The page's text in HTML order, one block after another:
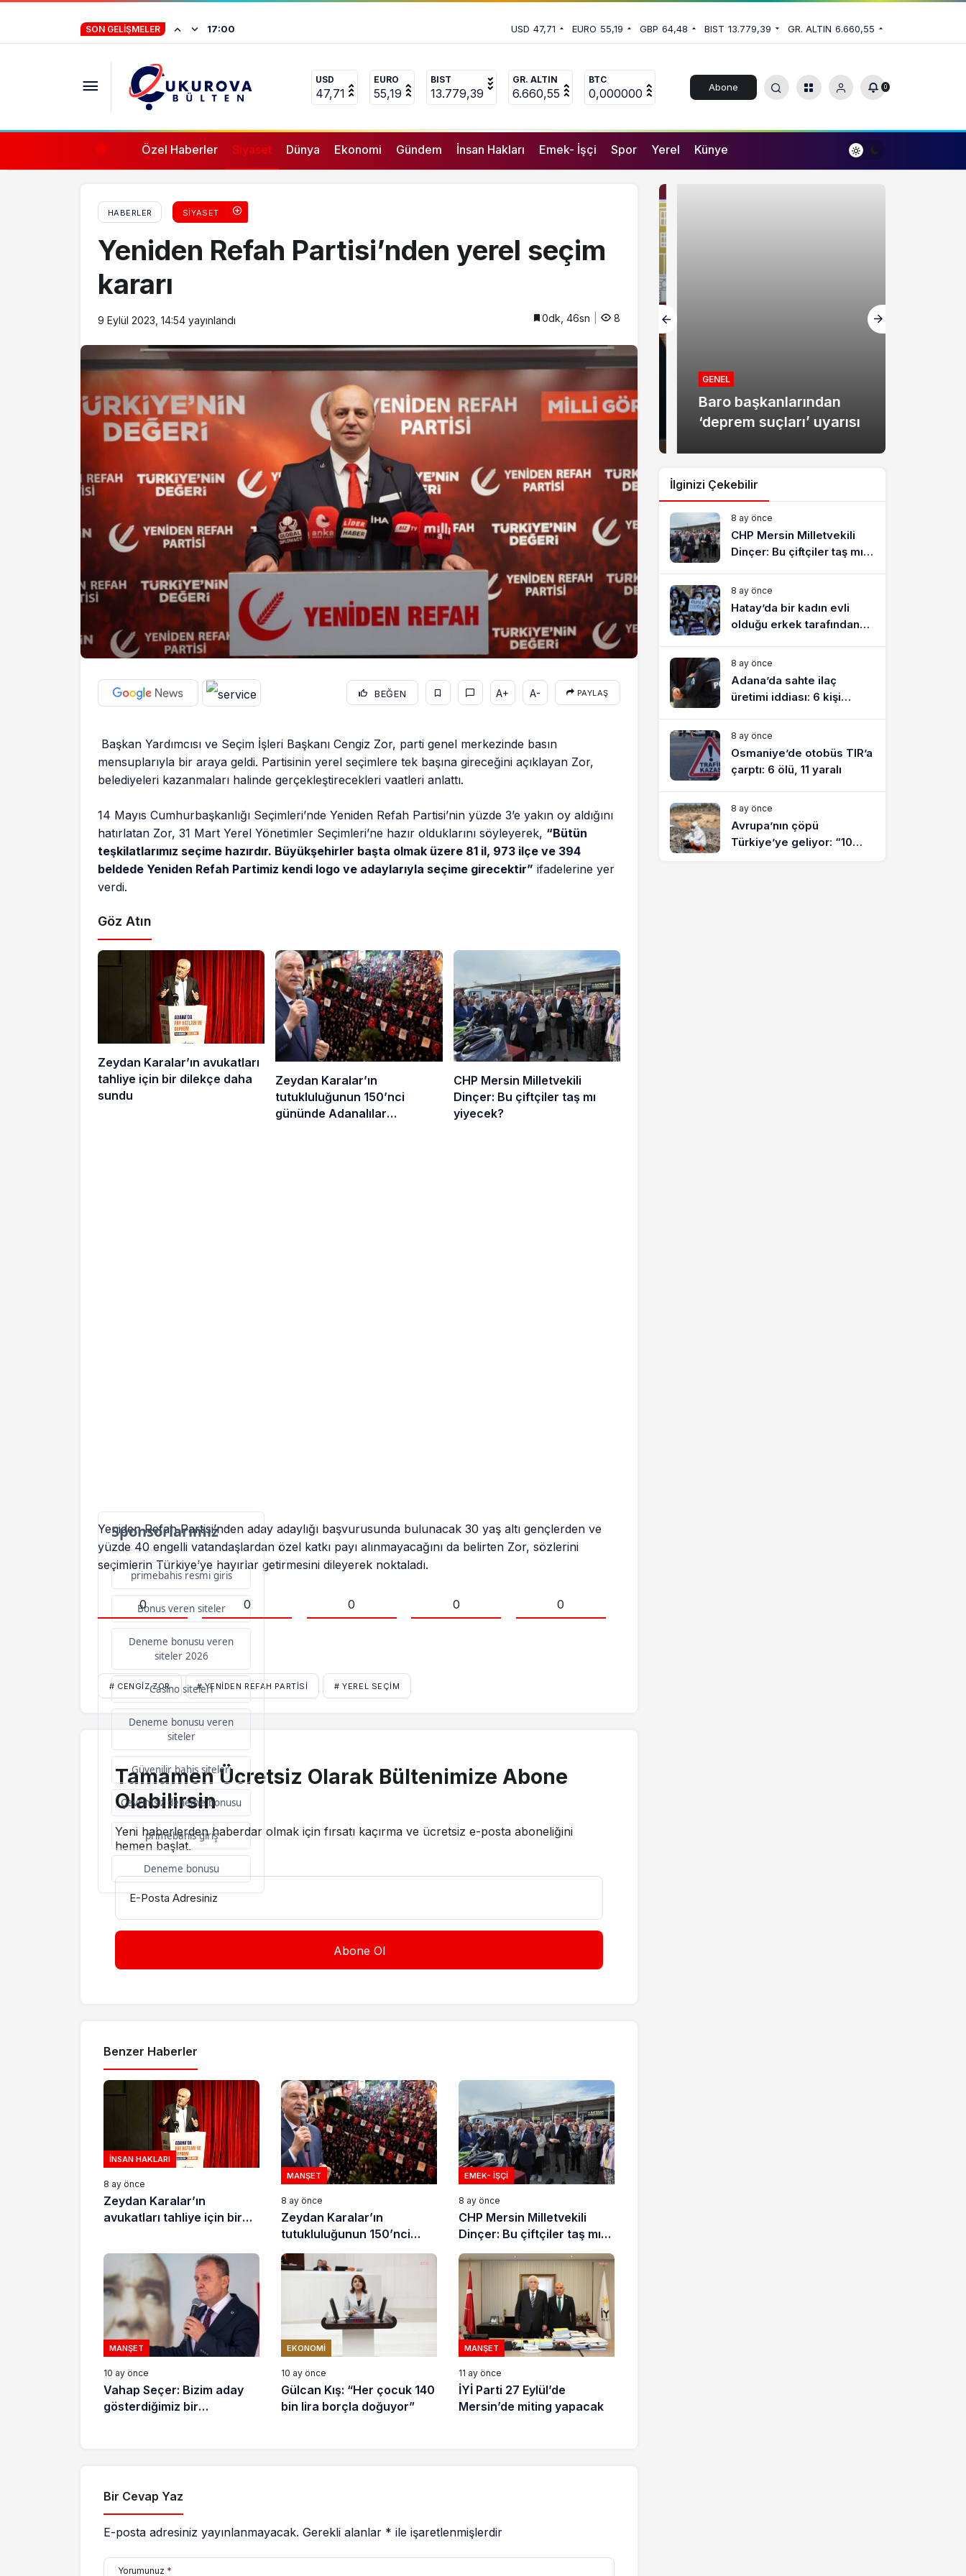
SON GELIŞMELER 17:00
ifade vermez”
USD 47,71 EURO 55,19 GBP 64,48 BIST 13.779,39 GR. ALTIN 6.660,55
USD
47,71
EURO
55,19
BIST
13.779,39
GR. ALTIN
6.660,55
BTC
0,000000 Abone 0
Özel Haberler Siyaset Dünya Ekonomi Gündem İnsan Hakları Emek- İşçi Spor Yerel Künye
HABERLER SIYASET
Yeniden Refah Partisi’nden yerel seçim
kararı
9 Eylül 2023, 14:54 yayınlandı 0dk, 46sn 8
BEĞEN A+ A- PAYLAŞ
Başkan Yardımcısı ve Seçim İşleri Başkanı Cengiz Zor, parti genel merkezinde basın
mensuplarıyla bir araya geldi. Partisinin yerel seçimlere tek başına gireceğini açıklayan Zor,
belediyeleri kazanmaları halinde gerçekleştirecekleri vaatleri anlattı.
14 Mayıs Cumhurbaşkanlığı Seçimleri’nde Yeniden Refah Partisi’nin yüzde 3’e yakın oy aldığını
hatırlatan Zor, 31 Mart Yerel Yönetimler Seçimleri’ne hazır olduklarını söyleyerek, “Bütün
teşkilatlarımız seçime hazırdır. Büyükşehirler başta olmak üzere 81 il, 973 ilçe ve 394
beldede Yeniden Refah Partimiz kendi logo ve adaylarıyla seçime girecektir” ifadelerine yer
verdi.
Göz Atın
Zeydan Karalar’ın avukatları
tahliye için bir dilekçe daha
sundu
Sponsorlarımız
Bu içerik destekçileri
primebahis resmi giris
Bonus veren siteler
Deneme bonusu veren
siteler 2026
Casino siteleri
Deneme bonusu veren
siteler
Güvenilir bahis siteleri
Çevrimsiz deneme bonusu
primebahis giriş
Deneme bonusu
Zeydan Karalar’ın
tutukluluğunun 150’nci
gününde Adanalılar
CHP Mersin Milletvekili
Dinçer: Bu çiftçiler taş mı
yiyecek?
Yeniden Refah Partisi’nden aday adaylığı başvurusunda bulunacak 30 yaş altı gençlerden ve
yüzde 40 engelli vatandaşlardan özel katkı payı alınmayacağını da belirten Zor, sözlerini
seçimlerin Türkiye’ye hayırlar getirmesini dileyerek noktaladı.
0 0 0 0 0
# CENGIZ ZOR # YENIDEN REFAH PARTISI # YEREL SEÇIM
Tamamen Ücretsiz Olarak Bültenimize Abone
Olabilirsin
Yeni haberlerden haberdar olmak için fırsatı kaçırma ve ücretsiz e-posta aboneliğini
hemen başlat.
E-Posta Adresiniz
Benzer Haberler
İNSAN HAKLARI
8 ay önce
Zeydan Karalar’ın
avukatları tahliye için bir
MANŞET
8 ay önce
Zeydan Karalar’ın
tutukluluğunun 150’nci
gününde Adanalılar
sokaktaydı
EMEK- İŞÇI
8 ay önce
CHP Mersin Milletvekili
Dinçer: Bu çiftçiler taş mı
yiyecek?
MANŞET
10 ay önce
Vahap Seçer: Bizim aday
gösterdiğimiz bir
EKONOMI
10 ay önce
Gülcan Kış: “Her çocuk 140
bin lira borçla doğuyor”
MANŞET
11 ay önce
İYİ Parti 27 Eylül’de
Mersin’de miting yapacak
Bir Cevap Yaz
E-posta adresiniz yayınlanmayacak. Gerekli alanlar * ile işaretlenmişlerdir
Yorumunuz *
İstifa eden Mersin vekili
Çakır’dan açıklama:
“Yörük çocuğu, suçlanan
adamların önüne gelip
ifade vermez”
GENEL
Baro başkanlarından
‘deprem suçları’ uyarısı
İlginizi Çekebilir
8 ay önce
CHP Mersin Milletvekili
Dinçer: Bu çiftçiler taş mı
8 ay önce
Hatay’da bir kadın evli
olduğu erkek tarafından
8 ay önce
Adana’da sahte ilaç
üretimi iddiası: 6 kişi
8 ay önce
Osmaniye’de otobüs TIR’a
çarptı: 6 ölü, 11 yaralı
8 ay önce
Avrupa’nın çöpü
Türkiye’ye geliyor: “10
CHP lideri Kemal Kılıçdaroğlu’ndan ‘CHP 100 yaşında’ paylaşımı